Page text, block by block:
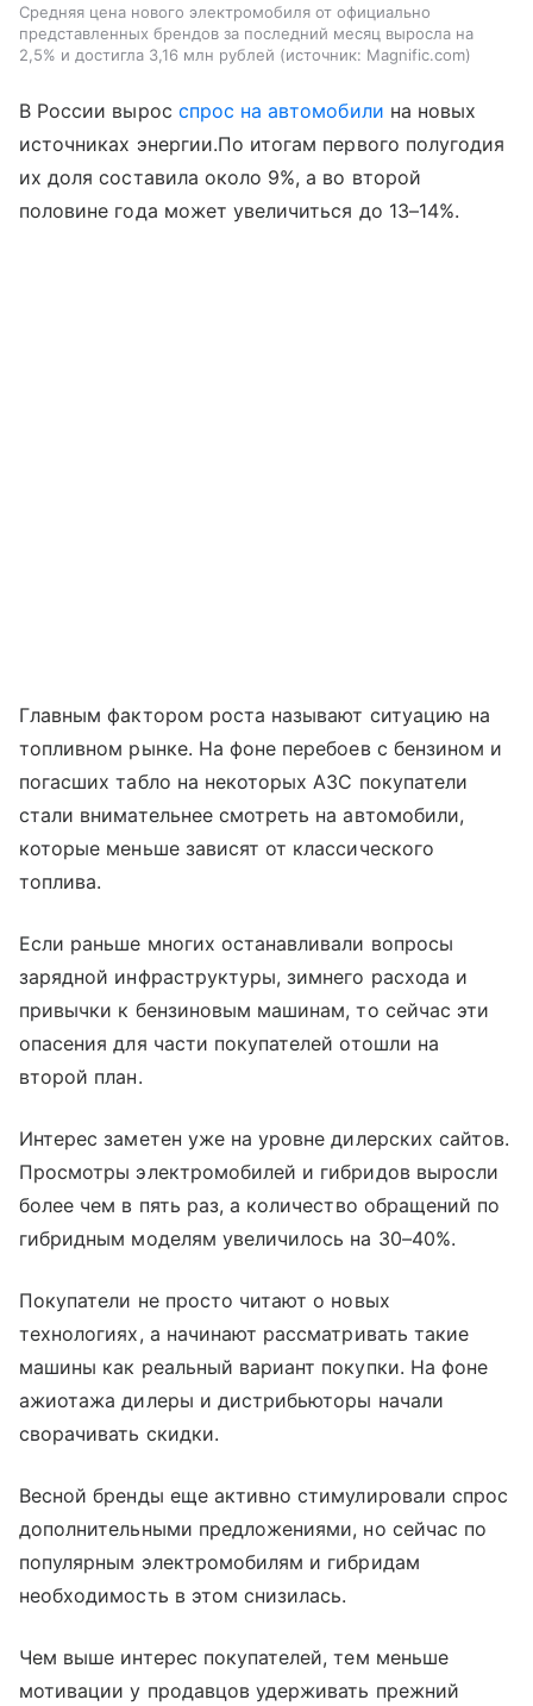
Средняя цена нового электромобиля от официально
представленных брендов за последний месяц выросла на
2,5% и достигла 3,16 млн рублей
источник: Magnific.com
В России вырос спрос на автомобили на новых
источниках энергии.По итогам первого полугодия
их доля составила около 9%, а во второй
половине года может увеличиться до 13–14%.
Главным фактором роста называют ситуацию на
топливном рынке. На фоне перебоев с бензином и
погасших табло на некоторых АЗС покупатели
стали внимательнее смотреть на автомобили,
которые меньше зависят от классического
топлива.
Если раньше многих останавливали вопросы
зарядной инфраструктуры, зимнего расхода и
привычки к бензиновым машинам, то сейчас эти
опасения для части покупателей отошли на
второй план.
Интерес заметен уже на уровне дилерских сайтов.
Просмотры электромобилей и гибридов выросли
более чем в пять раз, а количество обращений по
гибридным моделям увеличилось на 30–40%.
Покупатели не просто читают о новых
технологиях, а начинают рассматривать такие
машины как реальный вариант покупки. На фоне
ажиотажа дилеры и дистрибьюторы начали
сворачивать скидки.
Весной бренды еще активно стимулировали спрос
дополнительными предложениями, но сейчас по
популярным электромобилям и гибридам
необходимость в этом снизилась.
Чем выше интерес покупателей, тем меньше
мотивации у продавцов удерживать прежний